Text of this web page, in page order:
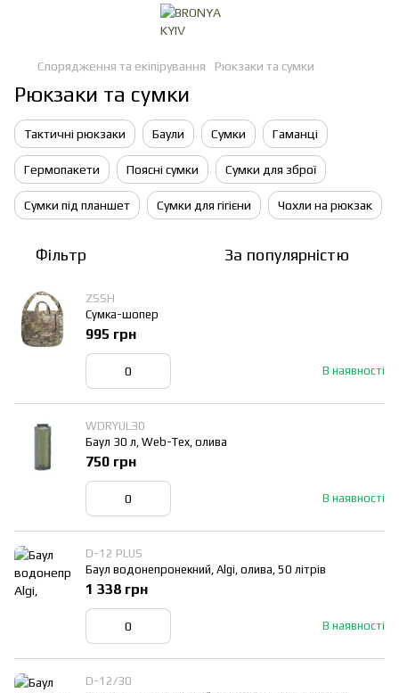
Спорядження та екіпірування Рюкзаки та сумки
Рюкзаки та сумки
Тактичні рюкзаки Баули Сумки Гаманці
Гермопакети Поясні сумки Сумки для зброї
Сумки під планшет Сумки для гігієни Чохли на рюкзак
Фільтр За популярністю
ZSSH
Сумка-шопер
В наявності
995 грн
WDRYUL30
Баул 30 л, Web-Tex, олива
В наявності
750 грн
D-12 PLUS
Баул водонепронекний, Algi, олива, 50 літрів
В наявності
1 338 грн
D-12/30